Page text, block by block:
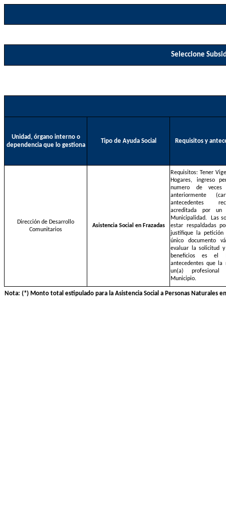
Seleccione
Unidad, órgano interno o
dependencia que lo gestiona
Tipo de Ayuda Social Requisitos y
Dirección de Desarrollo
Comunitarios
Asistencia Social en Frazadas
Requisitos: Tener
Hogares, ingreso
numero de
anteriormente
antecedentes
acreditada por
Municipalidad.
Las
estar respaldadas
justifique la
único documento
evaluar la solicitud
beneficios es el
antecedentes que la
un(a)
Municipio.
Nota: (*) Monto total estipulado para la Asistencia Social a Personas Naturales